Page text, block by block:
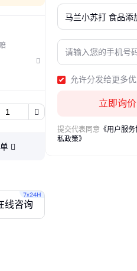
线咨询
允许分发给更多
立即询价
提交代表同意 《用户服务
私政策》